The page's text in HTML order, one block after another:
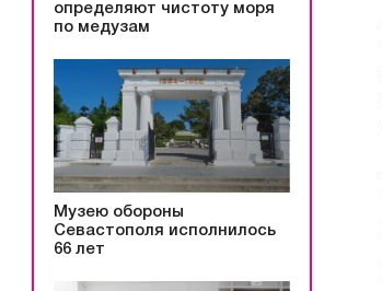
определяют чистоту моря
по медузам
Музею обороны
Севастополя исполнилось
66 лет